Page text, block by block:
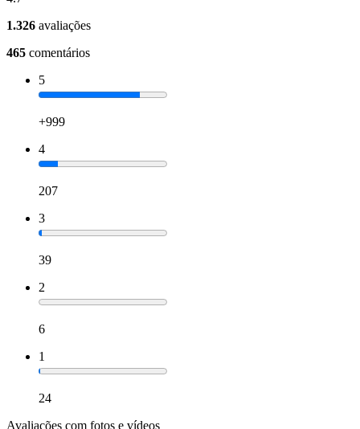
1.326 avaliações
465 comentários
5
+999
4
207
3
39
2
6
1
24
Avaliações com fotos e vídeos